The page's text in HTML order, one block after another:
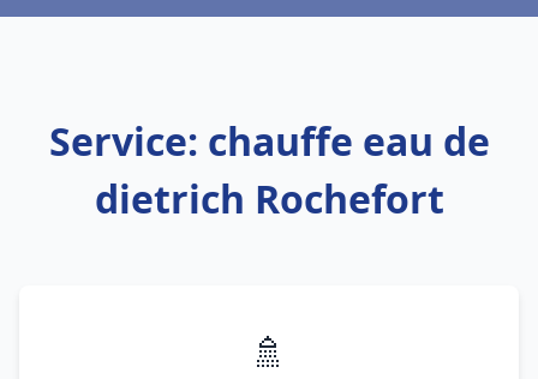
Service: chauffe eau de
dietrich Rochefort
🚿